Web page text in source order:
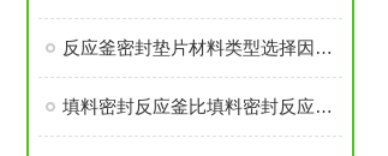
反应釜密封垫片材料类型选择因素是什么？
填料密封反应釜比填料密封反应釜有那些优势